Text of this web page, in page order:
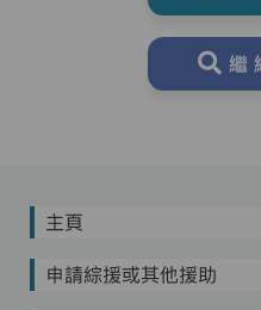
繼
主頁
申請綜援或其他援助